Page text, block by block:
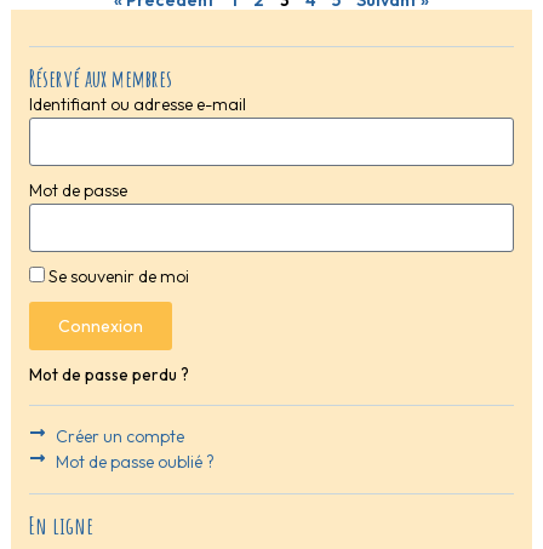
Réservé aux membres
Identifiant ou adresse e-mail
Mot de passe
Se souvenir de moi
Connexion
Mot de passe perdu ?
Créer un compte
Mot de passe oublié ?
En ligne